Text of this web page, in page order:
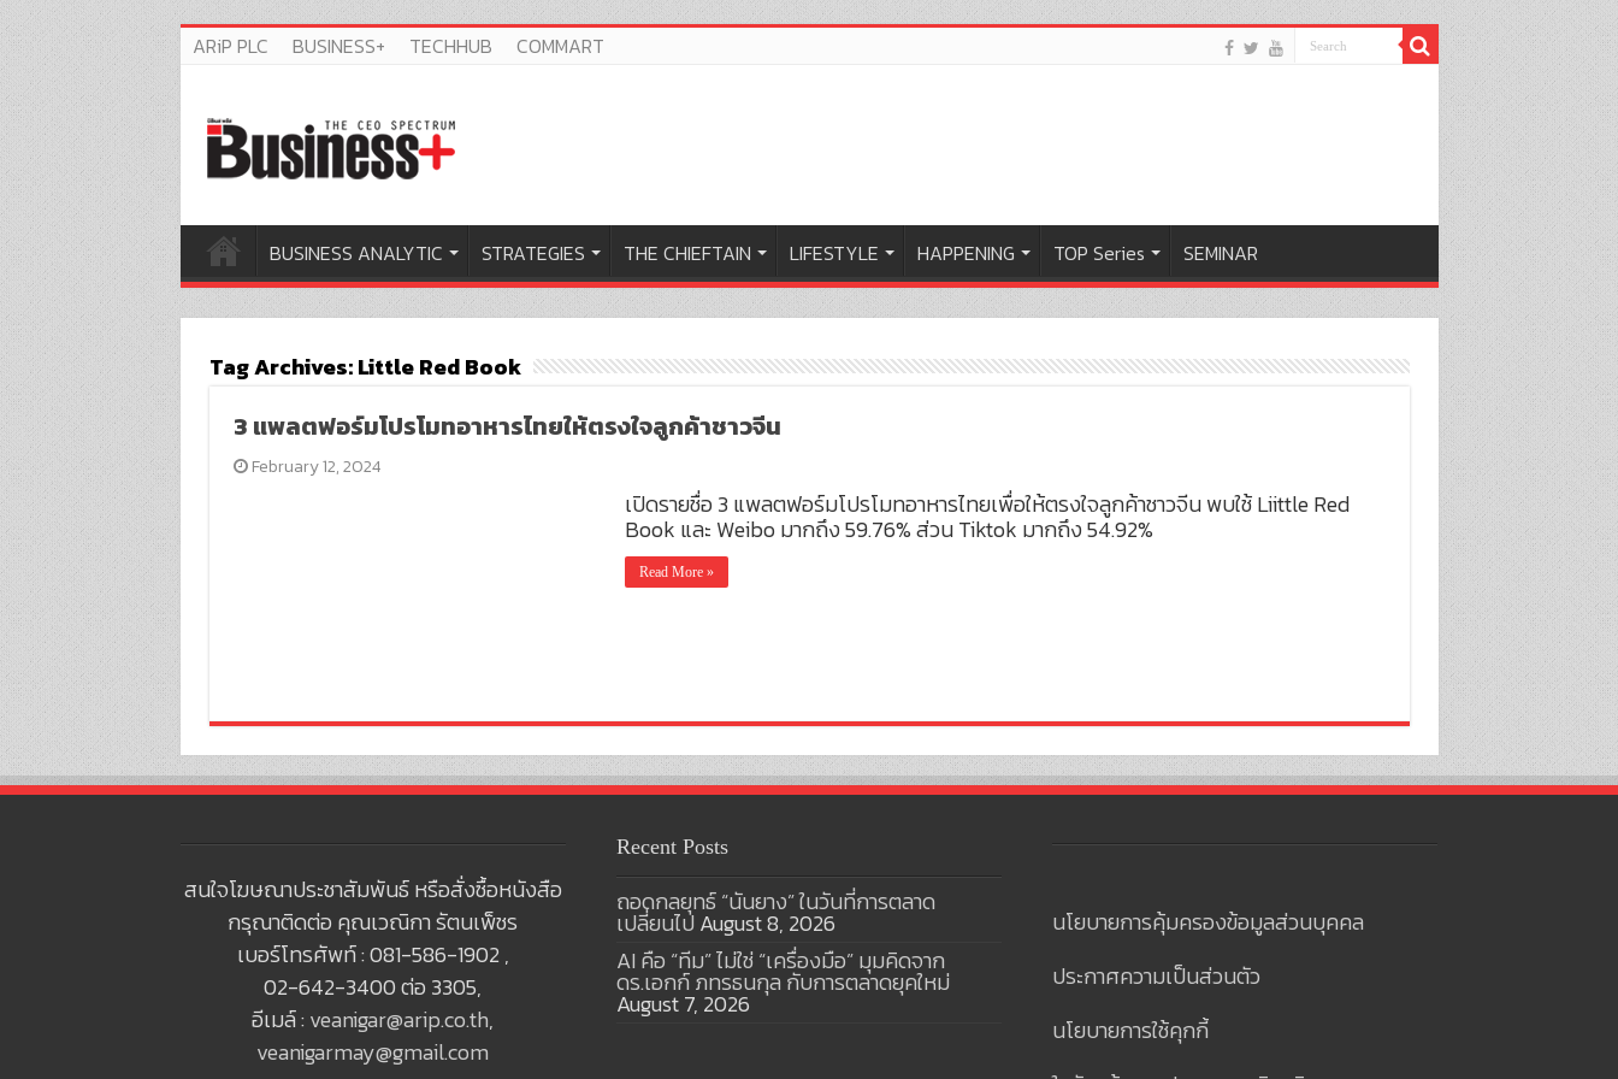
ARiP PLC BUSINESS+ TECHHUB COMMART
BUSINESS ANALYTIC STRATEGIES THE CHIEFTAIN LIFESTYLE HAPPENING TOP Series SEMINAR
Tag Archives:Little Red Book
3 แพลตฟอร์มโปรโมทอาหารไทยให้ตรงใจลูกค้าชาวจีน
February 12, 2024
เปิดรายชื่อ 3 แพลตฟอร์มโปรโมทอาหารไทยเพื่อให้ตรงใจลูกค้าชาวจีน พบใช้ Liittle Red
Book และ Weibo มากถึง 59.76% ส่วน Tiktok มากถึง 54.92%
Read More »
สนใจโฆษณาประชาสัมพันธ์ หรือสั่งซื้อหนังสือ
กรุณาติดต่อ คุณเวณิกา รัตนเพ็ชร
เบอร์โทรศัพท์ : 081-586-1902 ,
02-642-3400 ต่อ 3305,
อีเมล์ : veanigar@arip.co.th,
veanigarmay@gmail.com
Recent Posts
ถอดกลยุทธ์ “นันยาง” ในวันที่การตลาด
เปลี่ยนไป August 8, 2026
AI คือ “ทีม” ไม่ใช่ “เครื่องมือ” มุมคิดจาก
ดร.เอกก์ ภทรธนกุล กับการตลาดยุคใหม่
August 7, 2026
นโยบายการคุ้มครองข้อมูลส่วนบุคคล
ประกาศความเป็นส่วนตัว
นโยบายการใช้คุกกี้